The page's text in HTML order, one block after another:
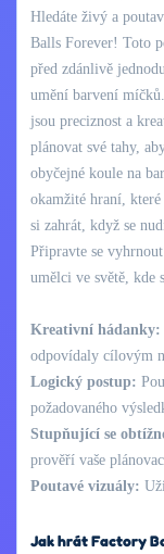
Hledáte živý a
Balls Forever! Toto
před zdánlivě
umění barvení
jsou preciznost a
plánovat své tahy,
obyčejné koule na
okamžité hraní,
si zahrát, když se
Připravte se
umělci ve světě, kde
Kreativní hádanky:
odpovídaly cílovým
Logický postup:
požadovaného
Stupňující se
prověří vaše
Poutavé vizuály:
Jak hrát Factory